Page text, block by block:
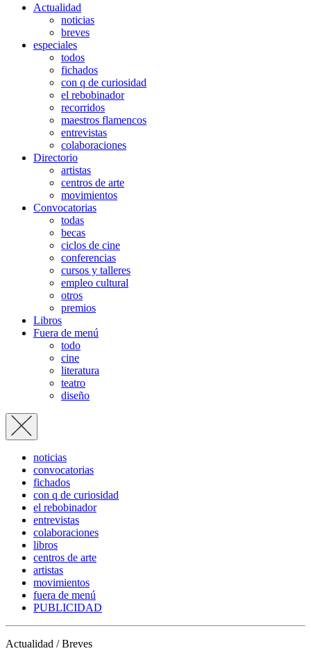
Actualidad
noticias
breves
especiales
todos
fichados
con q de curiosidad
el rebobinador
recorridos
maestros flamencos
entrevistas
colaboraciones
Directorio
artistas
centros de arte
movimientos
Convocatorias
todas
becas
ciclos de cine
conferencias
cursos y talleres
empleo cultural
otros
premios
Libros
Fuera de menú
todo
cine
literatura
teatro
diseño
noticias
convocatorias
fichados
con q de curiosidad
el rebobinador
entrevistas
colaboraciones
libros
centros de arte
artistas
movimientos
fuera de menú
PUBLICIDAD
Actualidad / Breves